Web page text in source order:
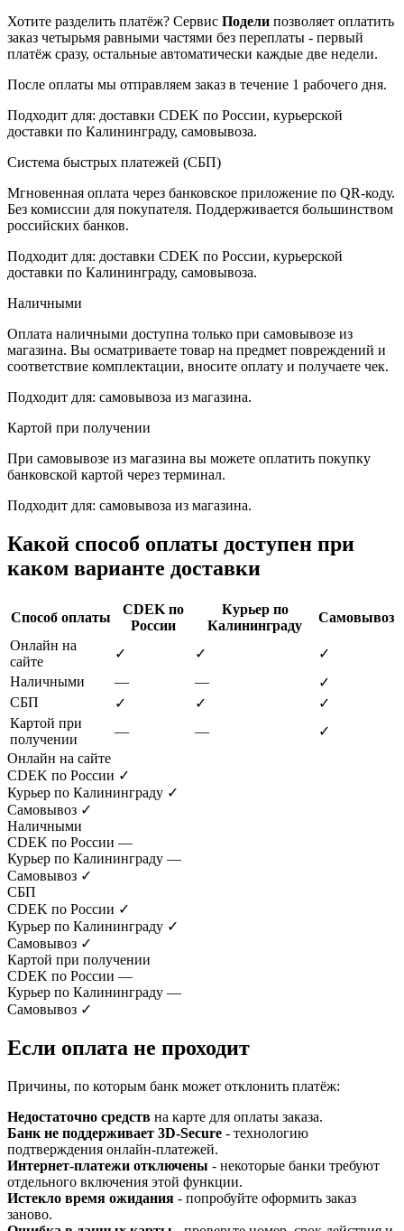
Хотите разделить платёж? Сервис Подели позволяет оплатить
заказ четырьмя равными частями без переплаты - первый
платёж сразу, остальные автоматически каждые две недели.
После оплаты мы отправляем заказ в течение 1 рабочего дня.
Подходит для: доставки CDEK по России, курьерской
доставки по Калининграду, самовывоза.
Система быстрых платежей (СБП)
Мгновенная оплата через банковское приложение по QR-коду.
Без комиссии для покупателя. Поддерживается большинством
российских банков.
Подходит для: доставки CDEK по России, курьерской
доставки по Калининграду, самовывоза.
Наличными
Оплата наличными доступна только при самовывозе из
магазина. Вы осматриваете товар на предмет повреждений и
соответствие комплектации, вносите оплату и получаете чек.
Подходит для: самовывоза из магазина.
Картой при получении
При самовывозе из магазина вы можете оплатить покупку
банковской картой через терминал.
Подходит для: самовывоза из магазина.
Какой способ оплаты доступен при
каком варианте доставки
Способ оплаты
CDEK по
России
Курьер по
Калининграду
Самовывоз
Онлайн на
сайте
✓ ✓
✓
Наличными
— —
✓
СБП
✓ ✓
✓
Картой при
получении
— —
✓
Онлайн на сайте
CDEK по России ✓
Курьер по Калининграду ✓
Самовывоз ✓
Наличными
CDEK по России —
Курьер по Калининграду —
Самовывоз ✓
СБП
CDEK по России ✓
Курьер по Калининграду ✓
Самовывоз ✓
Картой при получении
CDEK по России —
Курьер по Калининграду —
Самовывоз ✓
Если оплата не проходит
Причины, по которым банк может отклонить платёж:
Недостаточно средств на карте для оплаты заказа.
Банк не поддерживает 3D-Secure - технологию
подтверждения онлайн-платежей.
Интернет-платежи отключены - некоторые банки требуют
отдельного включения этой функции.
Истекло время ожидания - попробуйте оформить заказ
заново.